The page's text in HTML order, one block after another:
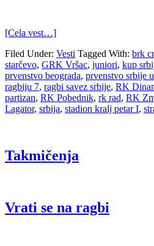
[Cela vest…]
Filed Under: Vesti Tagged With: brk
starčevo, GRK Vršac, juniori, kup
prvenstvo beograda, prvenstvo srbije
ragbiju 7, ragbi savez srbije, RK
partizan, RK Pobednik, rk rad, RK
Lagator, srbija, stadion kralj petar I,
Takmičenja
Vrati se na ragbi